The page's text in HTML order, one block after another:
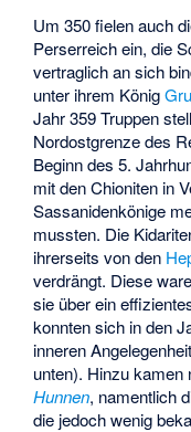
Um 350 fielen auch
Perserreich ein, die
vertraglich an sich
unter ihrem König
Jahr 359 Truppen
Nordostgrenze des
Beginn des 5.
mit den Chioniten in
Sassanidenkönige
mussten. Die
ihrerseits von den
verdrängt. Diese
sie über ein
konnten sich in den
inneren
unten). Hinzu kamen
Hunnen, namentlich
die jedoch wenig